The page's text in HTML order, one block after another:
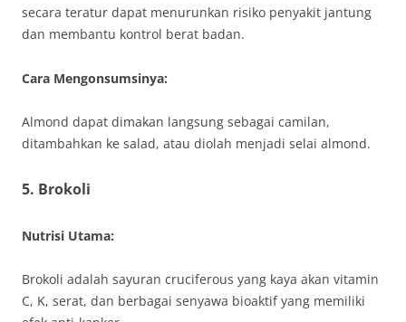
secara teratur dapat menurunkan risiko penyakit jantung
dan membantu kontrol berat badan.
Cara Mengonsumsinya:
Almond dapat dimakan langsung sebagai camilan,
ditambahkan ke salad, atau diolah menjadi selai almond.
5. Brokoli
Nutrisi Utama:
Brokoli adalah sayuran cruciferous yang kaya akan vitamin
C, K, serat, dan berbagai senyawa bioaktif yang memiliki